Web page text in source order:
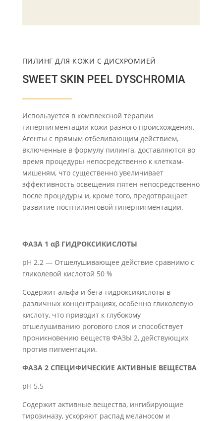
ПИЛИНГ ДЛЯ КОЖИ С ДИСХРОМИЕЙ
SWEET SKIN PEEL DYSCHROMIA
Используется в комплексной терапии
гиперпигментации кожи разного происхождения.
Агенты с прямым отбеливающим действием,
включенные в формулу пилинга, доставляются во
время процедуры непосредственно к клеткам-
мишеням, что существенно увеличивает
эффективность освещения пятен непосредственно
после процедуры и, кроме того, предотвращает
развитие постпилинговой гиперпигментации.
ФАЗА 1 αβ ГИДРОКСИКИСЛОТЫ
pH 2.2 — Отшелушивающее действие сравнимо с
гликолевой кислотой 50 %
Содержит альфа и бета-гидроксикислоты в
различных концентрациях, особенно гликолевую
кислоту, что приводит к глубокому
отшелушиванию рогового слоя и способствует
проникновению веществ ФАЗЫ 2, действующих
против пигментации.
ФАЗА 2 СПЕЦИФИЧЕСКИЕ АКТИВНЫЕ ВЕЩЕСТВА
pH 5.5
Содержит активные вещества, ингибирующие
тирозиназу, ускоряют распад меланосом и